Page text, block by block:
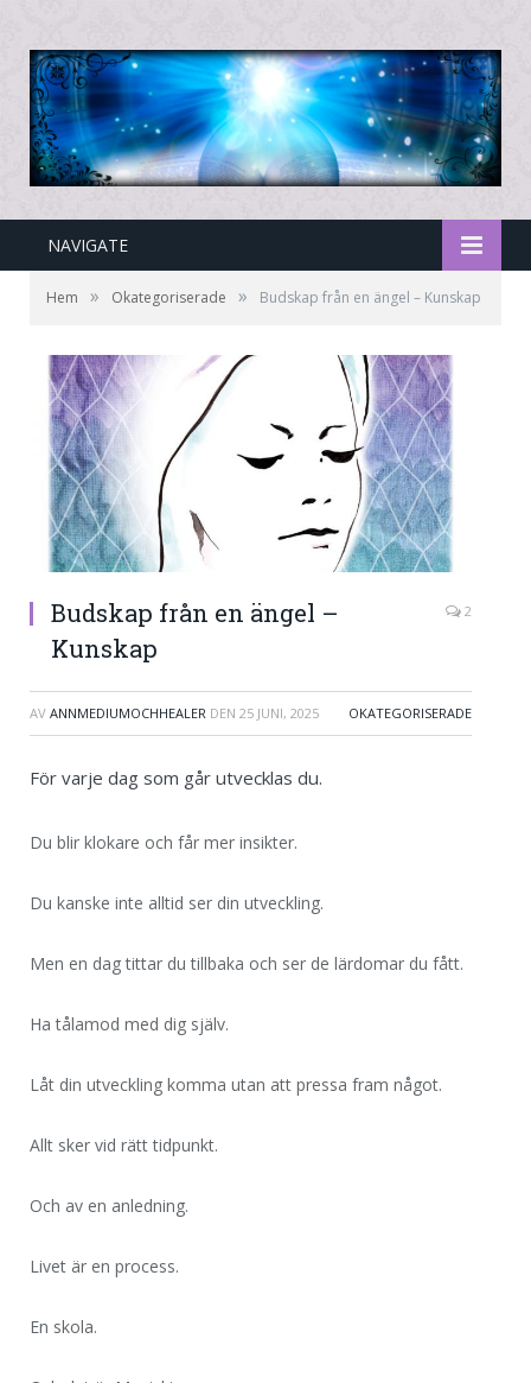
NAVIGATE
Hem » Okategoriserade » Budskap från en ängel – Kunskap
Budskap från en ängel –
Kunskap
2
AV ANNMEDIUMOCHHEALER DEN 25 JUNI, 2025 OKATEGORISERADE
För varje dag som går utvecklas du.
Du blir klokare och får mer insikter.
Du kanske inte alltid ser din utveckling.
Men en dag tittar du tillbaka och ser de lärdomar du fått.
Ha tålamod med dig själv.
Låt din utveckling komma utan att pressa fram något.
Allt sker vid rätt tidpunkt.
Och av en anledning.
Livet är en process.
En skola.